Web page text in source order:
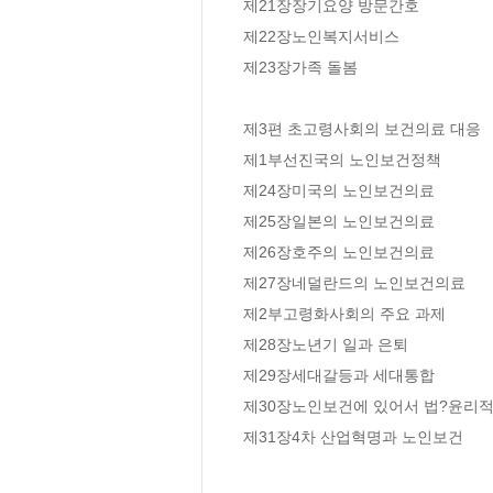
제21장장기요양 방문간호
제22장노인복지서비스
제23장가족 돌봄
제3편 초고령사회의 보건의료 대응
제1부선진국의 노인보건정책
제24장미국의 노인보건의료
제25장일본의 노인보건의료
제26장호주의 노인보건의료
제27장네덜란드의 노인보건의료
제2부고령화사회의 주요 과제
제28장노년기 일과 은퇴
제29장세대갈등과 세대통합
제30장노인보건에 있어서 법?윤리
제31장4차 산업혁명과 노인보건